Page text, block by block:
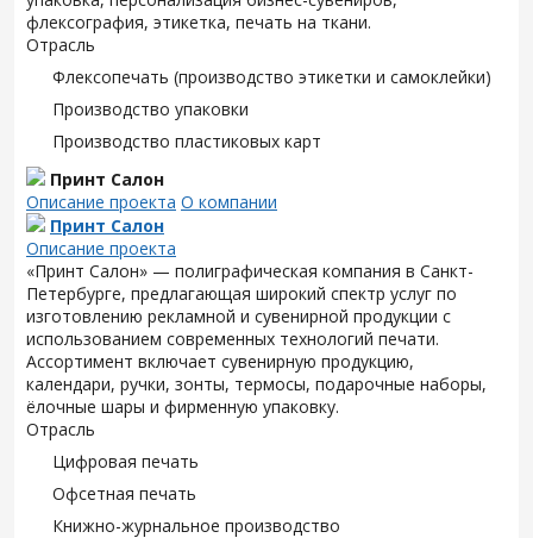
флексография, этикетка, печать на ткани.
Отрасль
Флексопечать (производство этикетки и самоклейки)
Производство упаковки
Производство пластиковых карт
Принт Салон
Описание проекта О компании
Принт Салон
Описание проекта
«Принт Салон» — полиграфическая компания в Санкт-
Петербурге, предлагающая широкий спектр услуг по
изготовлению рекламной и сувенирной продукции с
использованием современных технологий печати.
Ассортимент включает сувенирную продукцию,
календари, ручки, зонты, термосы, подарочные наборы,
ёлочные шары и фирменную упаковку.
Отрасль
Цифровая печать
Офсетная печать
Книжно-журнальное производство